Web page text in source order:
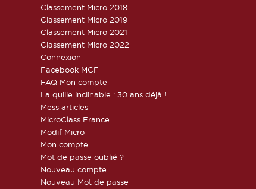
Classement Micro 2018
Classement Micro 2019
Classement Micro 2021
Classement Micro 2022
Connexion
Facebook MCF
FAQ Mon compte
La quille inclinable : 30 ans déjà !
Mess articles
MicroClass France
Modif Micro
Mon compte
Mot de passe oublié ?
Nouveau compte
Nouveau Mot de passe